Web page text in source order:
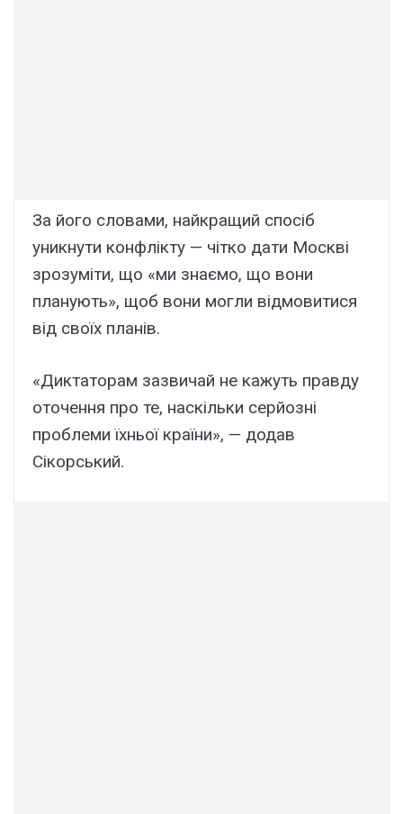
За його словами, найкращий спосіб
уникнути конфлікту — чітко дати Москві
зрозуміти, що «ми знаємо, що вони
планують», щоб вони могли відмовитися
від своїх планів.
«Диктаторам зазвичай не кажуть правду
оточення про те, наскільки серйозні
проблеми їхньої країни», — додав
Сікорський.